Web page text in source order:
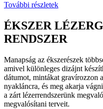
További részletek
ÉKSZER
RENDSZER
Manapság az ékszerészek
amivel különleges dizájnt
dátumot, mintákat gravírozzon
nyakláncra, és meg akarja
a zárt lézerrendszerünk
megvalósítani terveit.